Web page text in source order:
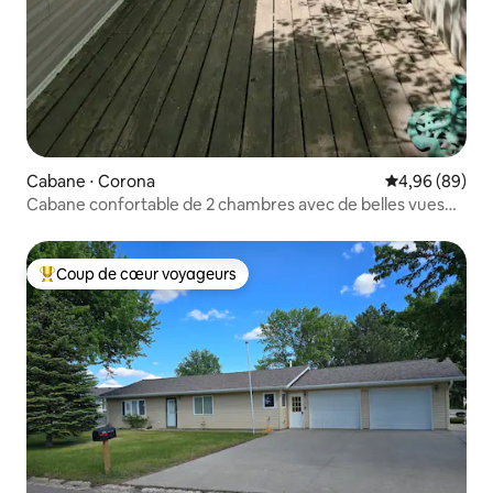
Cabane ⋅ Corona Évaluation
4,96 (89)
Cabane confortable de 2 chambres avec de belles vues
Coups de cœur voyageurs les plus appréciés
Coup de cœur voyageurs